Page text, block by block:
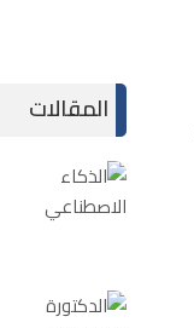
المقالات